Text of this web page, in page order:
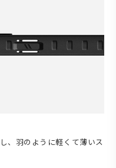
、羽のように軽くて薄いス